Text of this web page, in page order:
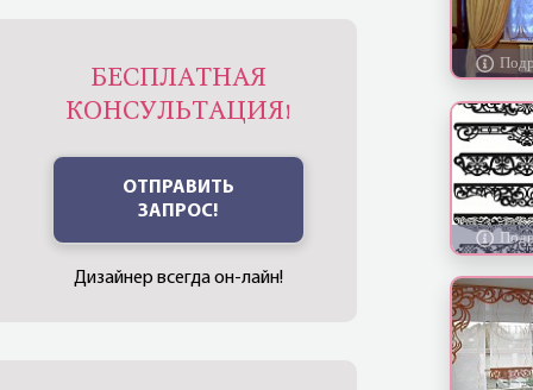
БЕСПЛАТНАЯ
КОНСУЛЬТАЦИЯ!
ОТПРАВИТЬ
ЗАПРОС!
Дизайнер всегда он-лайн!